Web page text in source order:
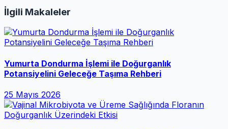
İlgili Makaleler
Yumurta Dondurma İşlemi ile Doğurganlık
Potansiyelini Geleceğe Taşıma Rehberi
25 Mayıs 2026